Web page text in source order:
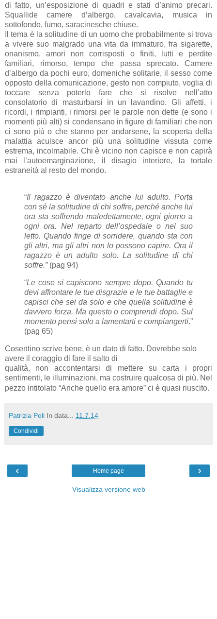
di fatto, un’esposizione di quadri e stati d’animo precari.
Squallide camere d’albergo, cavalcavia, musica in
sottofondo, fumo, saracinesche chiuse.
Il tema è la solitudine di un uomo che probabilmente si trova
a vivere suo malgrado una vita da immaturo, fra sigarette,
onanismo, amori non corrisposti o finiti, lutti e perdite
familiari, rimorso, tempo che passa sprecato. Camere
d’albergo da pochi euro, domeniche solitarie, il sesso come
opposto della comunicazione, gesto non compiuto, voglia di
toccare senza poterlo fare che si risolve nell’atto
consolatorio di masturbarsi in un lavandino. Gli affetti, i
ricordi, i rimpianti, i rimorsi per le parole non dette (e sono i
momenti più alti) si condensano in figure di familiari che non
ci sono più o che stanno per andarsene, la scoperta della
malattia acuisce ancor più una solitudine vissuta come
estrema, incolmabile. Chi è vicino non capisce e non capirà
mai l’autoemarginazione, il disagio interiore, la tortale
estraneità al resto del mondo.
“Il ragazzo è diventato anche lui adulto. Porta
con sé la solitudine di chi soffre, perché anche lui
ora sta soffrendo maledettamente, ogni giorno a
ogni ora. Nel reparto dell’ospedale o nel suo
letto. Quando finge di sorridere, quando sta con
gli altri, ma gli altri non lo possono capire. Ora il
ragazzo è un adulto solo. La solitudine di chi
soffre.” (pag 94)
“Le cose si capiscono sempre dopo. Quando tu
devi affrontare le tue disgrazie e le tue battaglie e
capisci che sei da solo e che quella solitudine è
davvero forza. Ma questo o comprendi dopo. Sul
momento pensi solo a lamentarti e compiangerti.”
(pag 65)
Cosentino scrive bene, è un dato di fatto. Dovrebbe solo
avere il coraggio di fare il salto di
qualità, non accontentarsi di mettere su carta i propri
sentimenti, le illuminazioni, ma costruire qualcosa di più. Nel
pezzo intitolato “Anche quello era amore” ci è quasi riuscito.
Patrizia Poli In data... 11.7.14
Condividi
‹ ›
Home page
Visualizza versione web